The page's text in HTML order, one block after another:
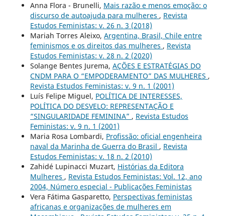
Anna Flora - Brunelli, Mais razão e menos emoção: o
discurso de autoajuda para mulheres , Revista
Estudos Feministas: v. 26 n. 3 (2018)
Mariah Torres Aleixo, Argentina, Brasil, Chile entre
feminismos e os direitos das mulheres , Revista
Estudos Feministas: v. 28 n. 2 (2020)
Solange Bentes Jurema, AÇÕES E ESTRATÉGIAS DO
CNDM PARA O “EMPODERAMENTO” DAS MULHERES ,
Revista Estudos Feministas: v. 9 n. 1 (2001)
Luís Felipe Miguel, POLÍTICA DE INTERESSES,
POLÍTICA DO DESVELO: REPRESENTAÇÃO E
“SINGULARIDADE FEMININA” , Revista Estudos
Feministas: v. 9 n. 1 (2001)
Maria Rosa Lombardi, Profissão: oficial engenheira
naval da Marinha de Guerra do Brasil , Revista
Estudos Feministas: v. 18 n. 2 (2010)
Zahidé Lupinacci Muzart, Histórias da Editora
Mulheres , Revista Estudos Feministas: Vol. 12, ano
2004, Número especial - Publicações Feministas
Vera Fátima Gasparetto, Perspectivas feministas
africanas e organizações de mulheres em